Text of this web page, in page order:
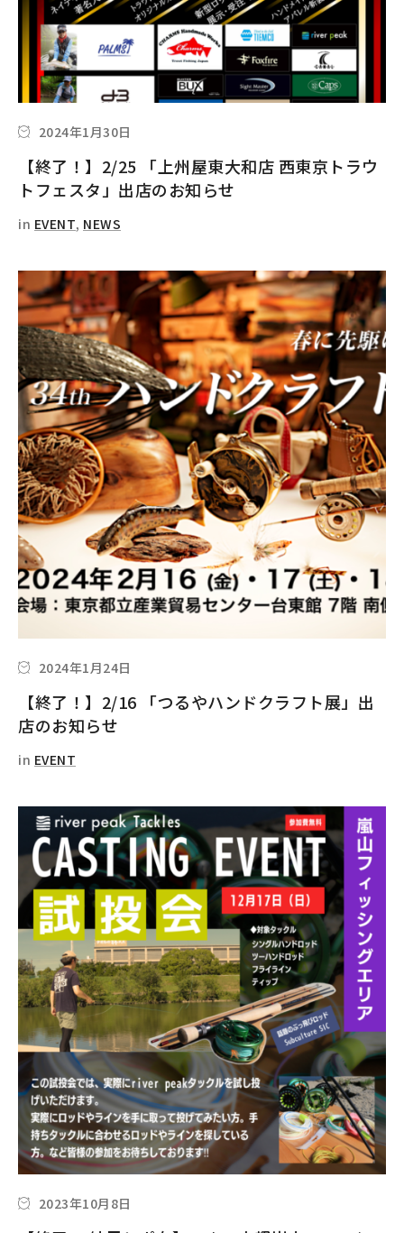
2024年1月30日
【終了！】2/25 「上州屋東大和店 西東京トラウ
トフェスタ」出店のお知らせ
in EVENT, NEWS
2024年1月24日
【終了！】2/16 「つるやハンドクラフト展」出
店のお知らせ
in EVENT
2023年10月8日